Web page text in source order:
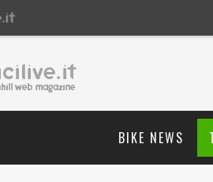
BIKE NEWS